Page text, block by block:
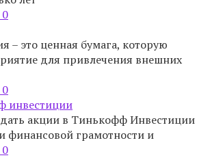
0
– это ценная бумага, которую
для привлечения внешних
0
инвестиции
акции в Тинькофф Инвестиции
финансовой грамотности и
0